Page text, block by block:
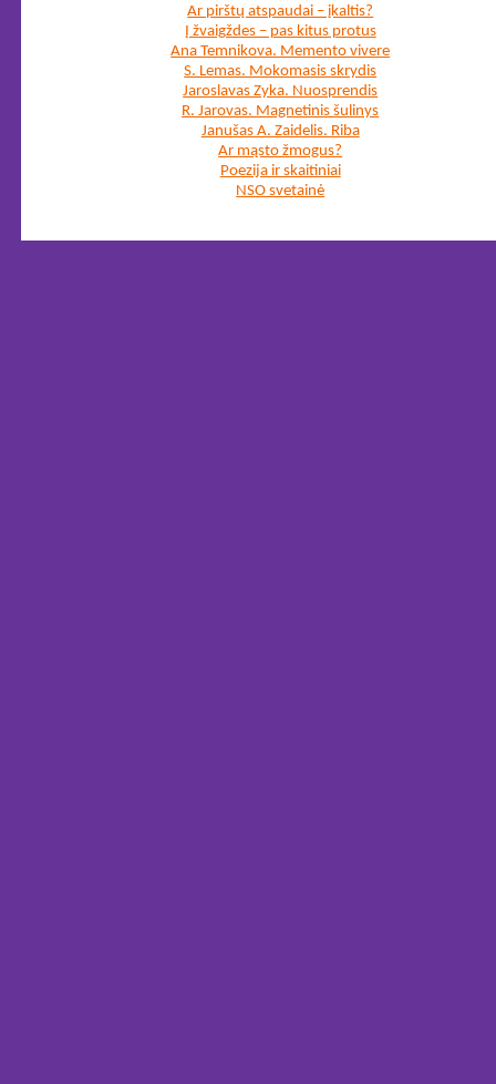
Ar pirštų atspaudai – įkaltis?
Į žvaigždes – pas kitus protus
Ana Temnikova. Memento vivere
S. Lemas. Mokomasis skrydis
Jaroslavas Zyka. Nuosprendis
R. Jarovas. Magnetinis šulinys
Janušas A. Zaidelis. Riba
Ar mąsto žmogus?
Poezija ir skaitiniai
NSO svetainė